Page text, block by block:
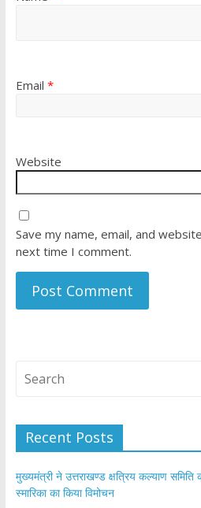
Email *
Website
Save my name, email, and
next time I comment.
Recent Posts
मुख्यमंत्री ने उत्तराखण्ड क्षत्रिय कल्याण समिति
स्मारिका का किया विमोचन